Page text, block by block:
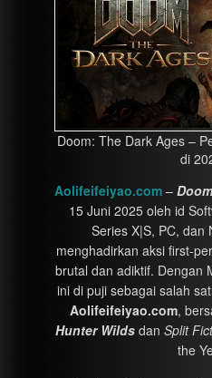
Doom: The Dark Ages –
di
Aolifeifeiyao.com –
15 Juni 2025 oleh id
Series X|S, PC, dan
menghadirkan aksi first-
brutal dan adiktif. Dengan
ini di puji sebagai salah
Aolifeifeiyao.com,
Hunter Wildsdan Split
the